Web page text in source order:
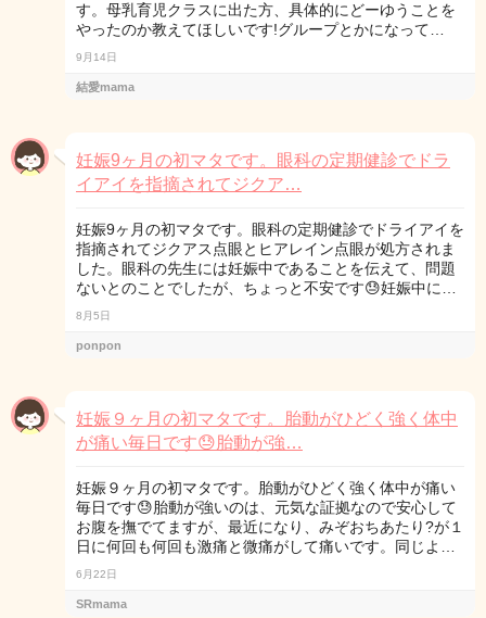
す。母乳育児クラスに出た方、具体的にどーゆうことを
やったのか教えてほしいです!グループとかになって…
9月14日
結愛mama
妊娠9ヶ月の初マタです。眼科の定期健診でドラ
イアイを指摘されてジクア…
妊娠9ヶ月の初マタです。眼科の定期健診でドライアイを
指摘されてジクアス点眼とヒアレイン点眼が処方されま
した。眼科の先生には妊娠中であることを伝えて、問題
ないとのことでしたが、ちょっと不安です😓妊娠中に…
8月5日
ponpon
妊娠９ヶ月の初マタです。胎動がひどく強く体中
が痛い毎日です😓胎動が強…
妊娠９ヶ月の初マタです。胎動がひどく強く体中が痛い
毎日です😓胎動が強いのは、元気な証拠なので安心して
お腹を撫でてますが、最近になり、みぞおちあたり?が１
日に何回も何回も激痛と微痛がして痛いです。同じよ…
6月22日
SRmama